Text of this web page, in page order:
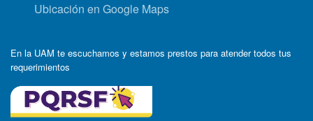
Ubicación en Google Maps
En la UAM te escuchamos y estamos prestos para atender todos tus
requerimientos